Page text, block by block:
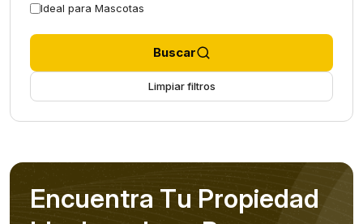
Ideal para Mascotas
Buscar
Limpiar filtros
Encuentra Tu Propiedad